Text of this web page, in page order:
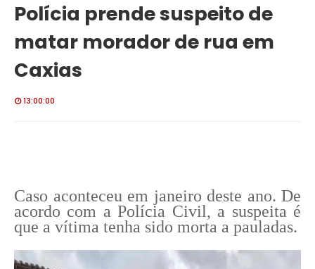
Polícia prende suspeito de
matar morador de rua em
Caxias
13:00:00
Caso aconteceu em janeiro deste ano. De
acordo com a Polícia Civil, a suspeita é
que a vítima tenha sido morta a pauladas.